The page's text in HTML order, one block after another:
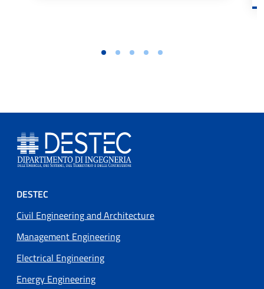
Footer menu
DESTEC
Civil Engineering and Architecture
Management Engineering
Electrical Engineering
Energy Engineering